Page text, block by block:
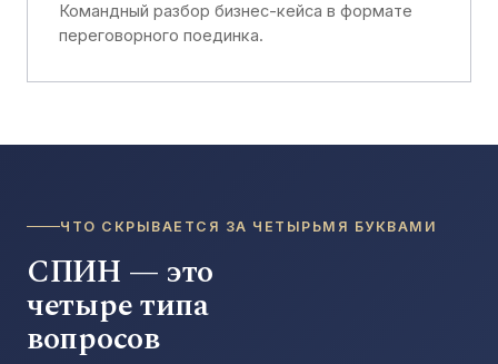
Командный разбор бизнес-кейса в формате
переговорного поединка.
ЧТО СКРЫВАЕТСЯ ЗА ЧЕТЫРЬМЯ БУКВАМИ
СПИН — это
четыре типа
вопросов